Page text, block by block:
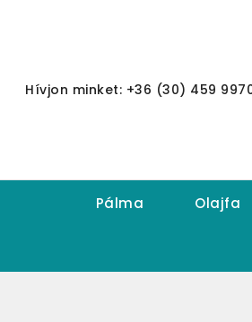
Hívjon minket: +36 (30) 459
Pálma Olajfa